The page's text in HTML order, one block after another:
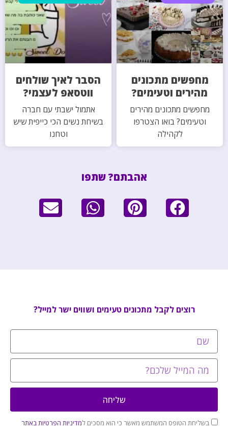
מחפשים מתכונים
מהירים וטעימים?
מחפשים מתכונים מהירים
וטעימים? בואו הצטרפו
לקהילה
הסבר לאיך שולחים
ווטסאפ לעצמי?
אתמול ישבתי עם חברה
בשיחת נשים הכי כייפית שיש
וטחנו
אהבתם? שתפו
רוצים לקבל מתכונים טעימים ושווים ישר למייל?
בשליחת הטופס המשתמש מאשר כי הוא מסכים למדיניות הפרטיות באתר
שליחה